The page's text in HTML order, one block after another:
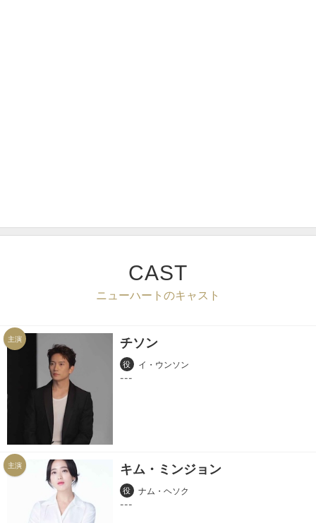
CAST
ニューハートのキャスト
主演 チソン
役 イ・ウンソン
主演 キム・ミンジョン
役 ナム・ヘソク